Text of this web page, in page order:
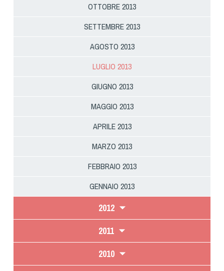
OTTOBRE 2013
SETTEMBRE 2013
AGOSTO 2013
LUGLIO 2013
GIUGNO 2013
MAGGIO 2013
APRILE 2013
MARZO 2013
FEBBRAIO 2013
GENNAIO 2013
2012
2011
2010